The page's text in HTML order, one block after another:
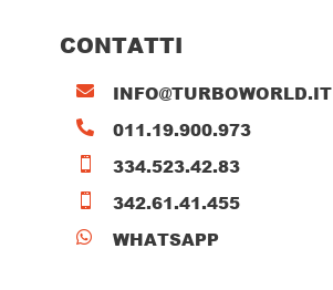
CONTATTI
 INFO@TURBOWORLD.IT
 011.19.900.973
 334.523.42.83
 342.61.41.455
 WHATSAPP